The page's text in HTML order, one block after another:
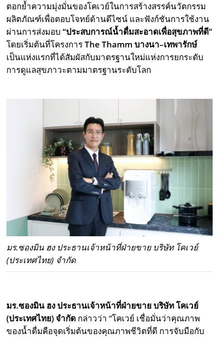
ตอกย้ำความมุ่งมั่นของโคเวย์ในการสร้างสรรค์นวัตกรรม
ผลิตภัณฑ์เพื่อตอบโจทย์ด้านดีไซน์ และฟังก์ชันการใช้งาน
ผ่านการส่งมอบ“ประสบการณ์น้ำดื่มสะอาดเพื่อสุขภาพที่ดี”
โดยเริ่มต้นที่โครงการThe Thamm บางนา–เทพารักษ์
เป็นแห่งแรกที่ได้สัมผัสกับมาตรฐานใหม่แห่งการยกระดับ
การดูแลสุขภาวะตามมาตรฐานระดับโลก
มร.ซองมิน ฮง ประธานเจ้าหน้าที่ฝ่ายขาย บริษัท โคเวย์
(ประเทศไทย) จำกัด
มร.ซองมิน ฮง ประธานเจ้าหน้าที่ฝ่ายขาย บริษัท โคเวย์
(ประเทศไทย) จำกัด กล่าวว่า “โคเวย์ เชื่อมั่นว่าคุณภาพ
ของน้ำดื่มคือจุดเริ่มต้นของคุณภาพชีวิตที่ดี การจับมือกับ